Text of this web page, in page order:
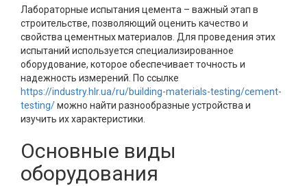
Лабораторные испытания цемента – важный этап в
строительстве, позволяющий оценить качество и
свойства цементных материалов. Для проведения этих
испытаний используется специализированное
оборудование, которое обеспечивает точность и
надежность измерений. По ссылке
https://industry.hlr.ua/ru/building-materials-testing/cement-
testing/можно найти разнообразные устройства и
изучить их характеристики.
Основные виды
оборудования